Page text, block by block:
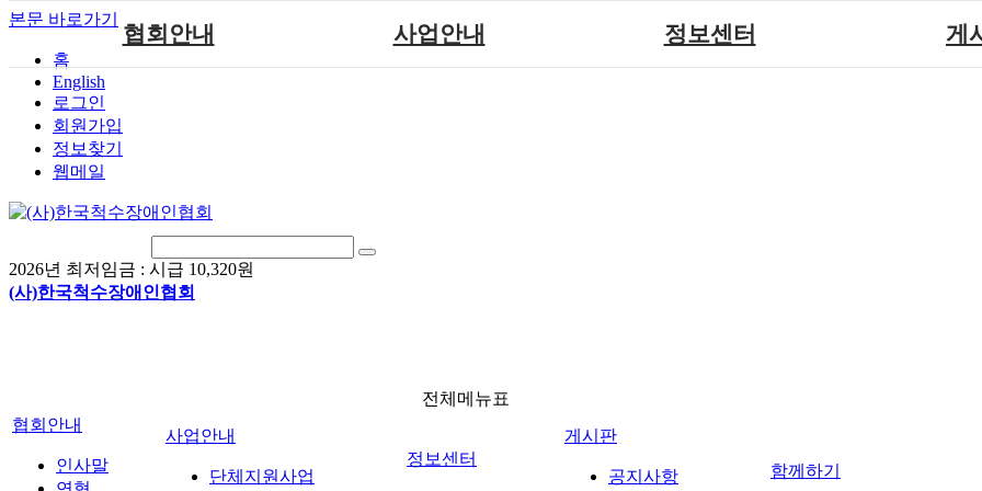
본문 바로가기
홈
English
로그인
회원가입
정보찾기
웹메일
2026년 최저임금 : 시급 10,320원
(사)한국척수장애인협회
협회안내
척수장애란?
찾아오시는길
사업안내
국제 교류/개발 협력사업
정보센터 게
전체메뉴표
협회안내
인사말
사업안내
단체지원사업
정보센터
게시판
공지사항
함께하기